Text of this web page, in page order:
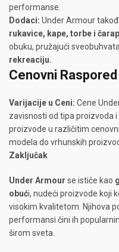
performanse.
Dodaci: Under Armour
rukavice, kape, torbe i
obuku, pružajući
rekreaciju.
Cenovni Raspored
Varijacije u Ceni: Cene
zavisnosti od tipa proizvoda
proizvode u različitim
modela do vrhunskih
Zaključak
Under Armour se ističe kao
obući, nudeći proizvode koji
visokim kvalitetom. Njihova
performansi čini ih
širom sveta.